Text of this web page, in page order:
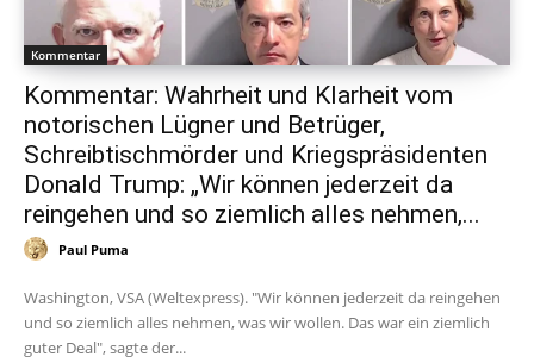
Kommentar
Kommentar: Wahrheit und Klarheit vom
notorischen Lügner und Betrüger,
Schreibtischmörder und Kriegspräsidenten
Donald Trump: „Wir können jederzeit da
reingehen und so ziemlich alles nehmen,...
Paul Puma
Washington, VSA (Weltexpress). "Wir können jederzeit da reingehen
und so ziemlich alles nehmen, was wir wollen. Das war ein ziemlich
guter Deal", sagte der...